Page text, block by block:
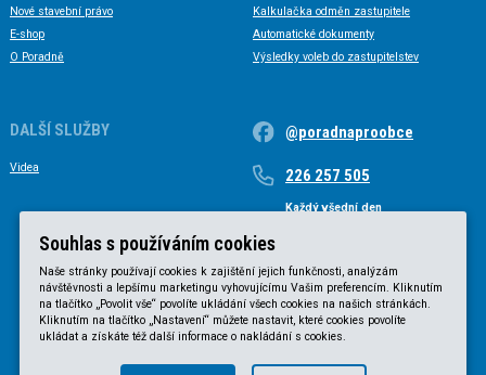
Nové stavební právo
E-shop
O Poradně
Kalkulačka odměn zastupitele
Automatické dokumenty
Výsledky voleb do zastupitelstev
DALŠÍ SLUŽBY
Videa
@poradnaproobce
226 257 505
Každý všední den
Souhlas s používáním cookies
Naše stránky používají cookies k zajištění jejich funkčnosti, analýzám
návštěvnosti a lepšímu marketingu vyhovujícímu Vašim preferencím. Kliknutím
na tlačítko „Povolit vše“ povolíte ukládání všech cookies na našich stránkách.
Kliknutím na tlačítko „Nastavení“ můžete nastavit, které cookies povolíte
ukládat a získáte též další informace o nakládání s cookies.